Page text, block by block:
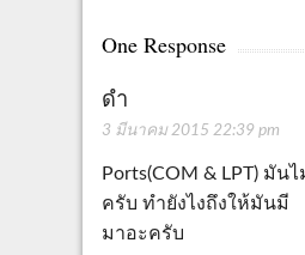
One Response
ดำ
3 มีนาคม 2015 22:39 pm
Ports(COM & LPT) มัน
ครับ ทำยังไงถึงให้มันมี
มาอะครับ